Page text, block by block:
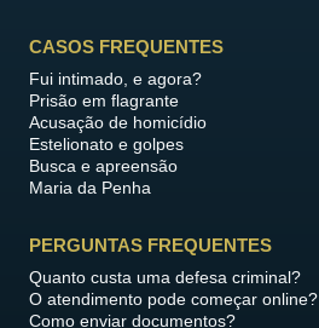
CASOS FREQUENTES
Fui intimado, e agora?
Prisão em flagrante
Acusação de homicídio
Estelionato e golpes
Busca e apreensão
Maria da Penha
PERGUNTAS FREQUENTES
Quanto custa uma defesa criminal?
O atendimento pode começar online?
Como enviar documentos?